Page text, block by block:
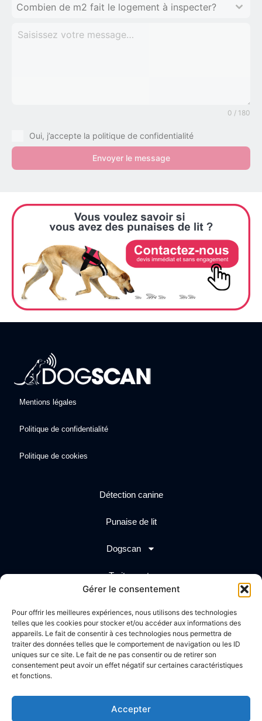
Gérer le consentement
Pour offrir les meilleures expériences, nous utilisons des technologies
telles que les cookies pour stocker et/ou accéder aux informations des
appareils. Le fait de consentir à ces technologies nous permettra de
traiter des données telles que le comportement de navigation ou les ID
uniques sur ce site. Le fait de ne pas consentir ou de retirer son
consentement peut avoir un effet négatif sur certaines caractéristiques
et fonctions.
Accepter
Combien de m2 fait le logement à inspecter?
0 / 180
Oui, j’accepte la politique de confidentialité
Envoyer le message
Mentions légales
Politique de confidentialité
Politique de cookies
Détection canine
Punaise de lit
Dogscan
Traitements
Propulsé par Création graphique